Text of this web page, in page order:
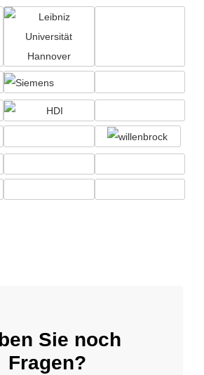
Sie noch
Fragen?